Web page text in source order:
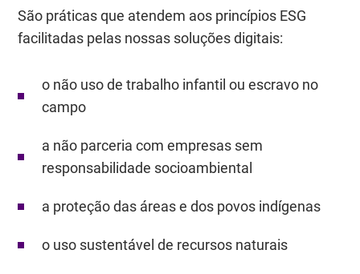
São práticas que atendem aos princípios ESG
facilitadas pelas nossas soluções digitais:
o não uso de trabalho infantil ou escravo no
campo
a não parceria com empresas sem
responsabilidade socioambiental
a proteção das áreas e dos povos indígenas
o uso sustentável de recursos naturais